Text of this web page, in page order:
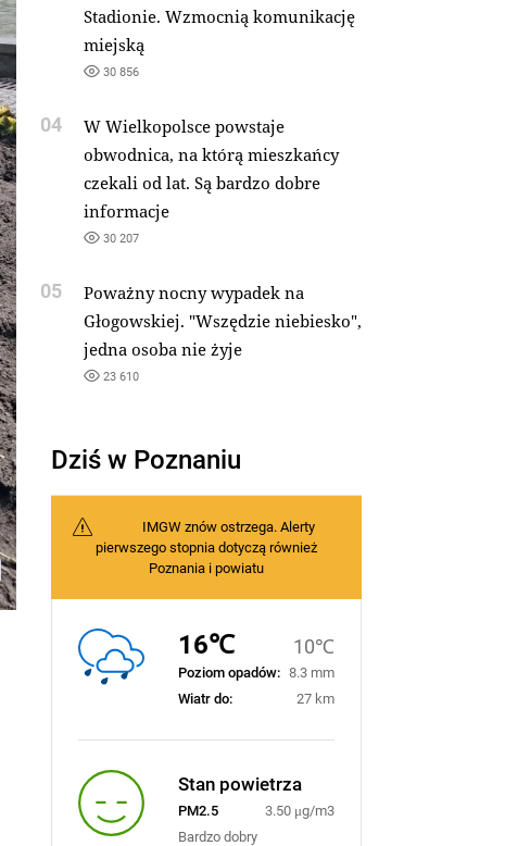
Stadionie. Wzmocnią komunikację
miejską
30 856
04
W Wielkopolsce powstaje
obwodnica, na którą mieszkańcy
czekali od lat. Są bardzo dobre
informacje
30 207
05
Poważny nocny wypadek na
Głogowskiej. "Wszędzie niebiesko",
jedna osoba nie żyje
23 610
Dziś w Poznaniu
IMGW znów ostrzega. Alerty
pierwszego stopnia dotyczą również
Poznania i powiatu
16℃ 10℃
Poziom opadów: 8.3 mm
Wiatr do:
27 km
Stan powietrza
PM2.5
3.50 μg/m3
Bardzo dobry